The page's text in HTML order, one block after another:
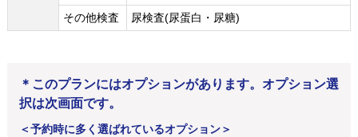
その他検査
尿検査(尿蛋白・尿糖)
＊このプランにはオプションがあります。オプション選
択は次画面です。
＜予約時に多く選ばれているオプション＞